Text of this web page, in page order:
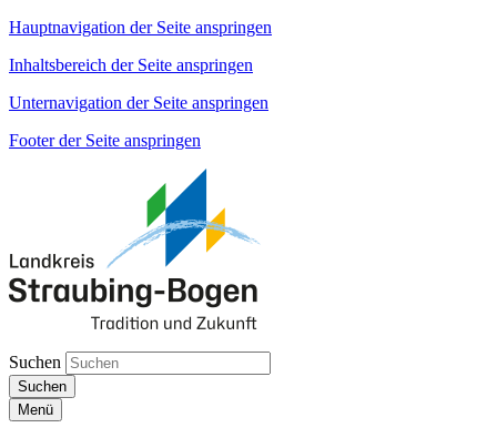
Hauptnavigation der Seite anspringen
Inhaltsbereich der Seite anspringen
Unternavigation der Seite anspringen
Footer der Seite anspringen
Suchen
Suchen
Menü